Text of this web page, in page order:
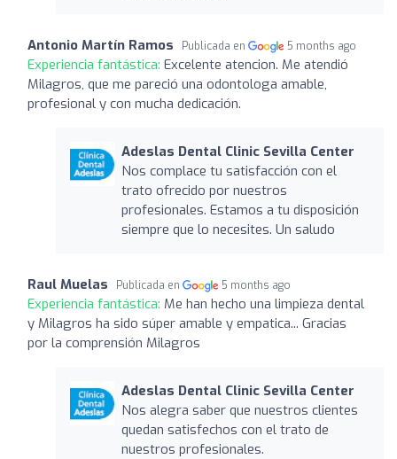
Antonio Martín Ramos Publicada en 5 months ago
Experiencia fantástica: Excelente atencion. Me atendió
Milagros, que me pareció una odontologa amable,
profesional y con mucha dedicación.
Adeslas Dental Clinic Sevilla Center
Nos complace tu satisfacción con el
trato ofrecido por nuestros
profesionales. Estamos a tu disposición
siempre que lo necesites. Un saludo
Raul Muelas Publicada en 5 months ago
Experiencia fantástica: Me han hecho una limpieza dental
y Milagros ha sido súper amable y empatica... Gracias
por la comprensión Milagros
Adeslas Dental Clinic Sevilla Center
Nos alegra saber que nuestros clientes
quedan satisfechos con el trato de
nuestros profesionales.